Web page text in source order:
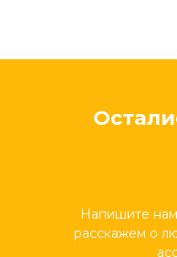
Напишите
расскажем о